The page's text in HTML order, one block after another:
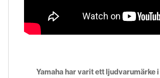
Yamaha har varit ett ljudvarumärke